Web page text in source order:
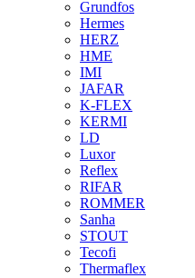
Grundfos
Hermes
HERZ
HME
IMI
JAFAR
K-FLEX
KERMI
LD
Luxor
Reflex
RIFAR
ROMMER
Sanha
STOUT
Tecofi
Thermaflex